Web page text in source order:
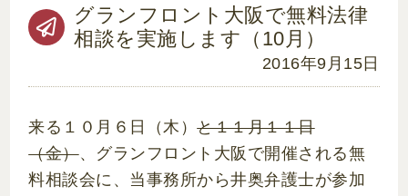
グランフロント大阪で無料法律
相談を実施します（10月）
2016年9月15日
来る１０月６日（木）と１１月１１日
（金）、グランフロント大阪で開催される無
料相談会に、当事務所から井奥弁護士が参加